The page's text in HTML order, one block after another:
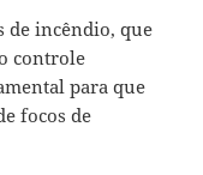
de incêndio, que
controle
para que
focos de